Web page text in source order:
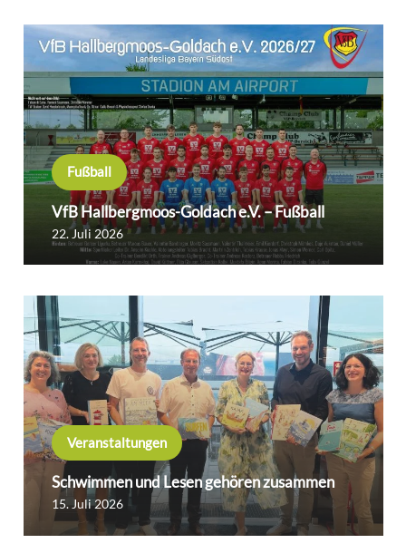
Fußball
VfB Hallbergmoos-Goldach e.V. – Fußball
22. Juli 2026
Veranstaltungen
Schwimmen und Lesen gehören zusammen
15. Juli 2026